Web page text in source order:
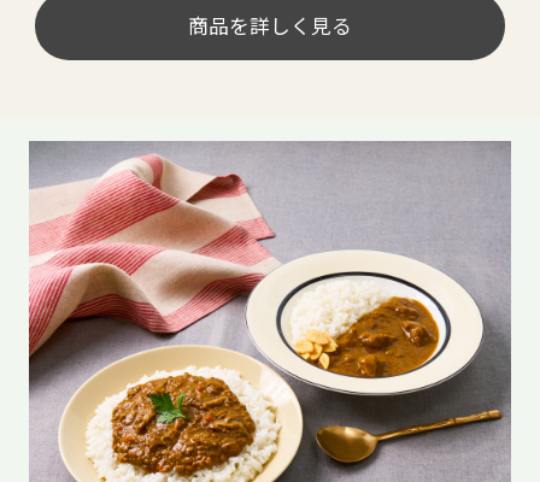
商品を詳しく見る